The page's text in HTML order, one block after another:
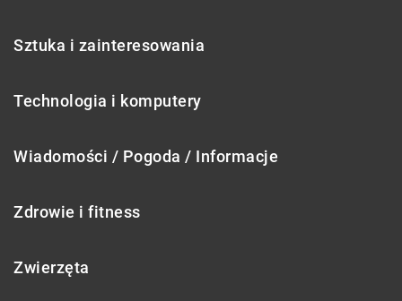
Sztuka i zainteresowania
Technologia i komputery
Wiadomości / Pogoda / Informacje
Zdrowie i fitness
Zwierzęta